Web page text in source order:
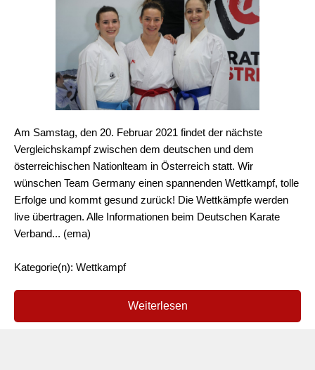
Am Samstag, den 20. Februar 2021 findet der nächste
Vergleichskampf zwischen dem deutschen und dem
österreichischen Nationlteam in Österreich statt. Wir
wünschen Team Germany einen spannenden Wettkampf, tolle
Erfolge und kommt gesund zurück! Die Wettkämpfe werden
live übertragen. Alle Informationen beim Deutschen Karate
Verband... (ema)
Kategorie(n): Wettkampf
Weiterlesen